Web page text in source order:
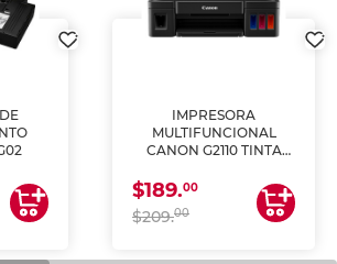
IMPRESORA
MULTIFUNCIONAL
CANON G2110 TINTA
$189.00
$209.00